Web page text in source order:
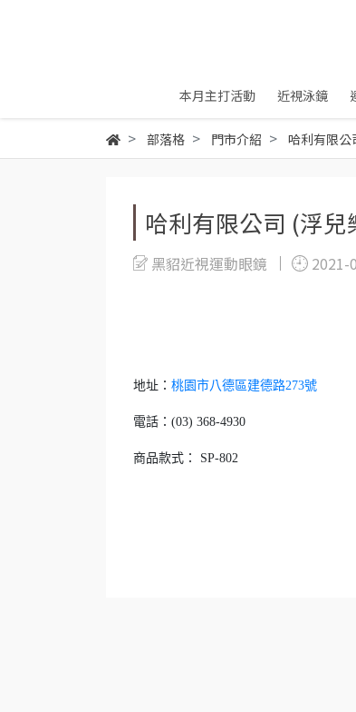
本月主打活動 近視泳鏡
部落格 門市介紹 哈利有限公
哈利有限公司 (浮兒
黑貂近視運動眼鏡 2021-
地址： 桃園市八德區建德路273號
電話：(03) 368-4930
商品款式： SP-802